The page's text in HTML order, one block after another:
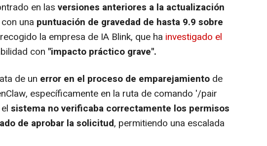
en las versiones anteriores a la actualización
una puntuación de gravedad de hasta 9.9 sobre
la empresa de IA Blink, que ha investigado el
con "impacto práctico grave".
de un error en el proceso de emparejamiento de
específicamente en la ruta de comando '/pair
sistema no verificaba correctamente los permisos
de aprobar la solicitud, permitiendo una escalada